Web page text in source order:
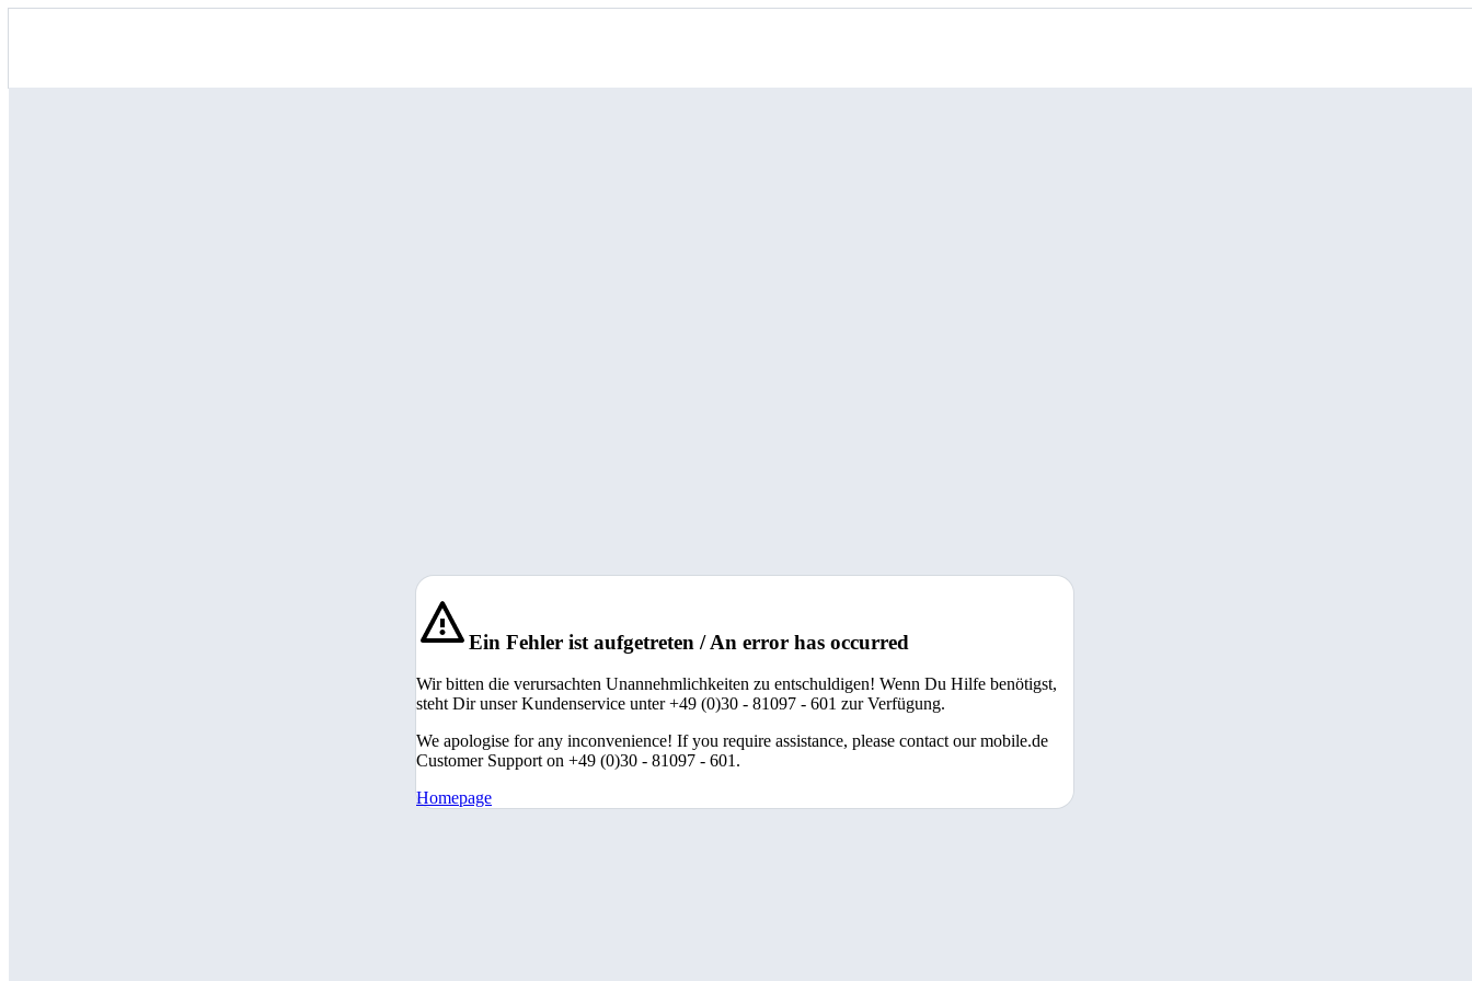
Ein Fehler ist aufgetreten / An error has occurred
Wir bitten die verursachten Unannehmlichkeiten zu entschuldigen! Wenn Du Hilfe benötigst,
steht Dir unser Kundenservice unter +49 (0)30 - 81097 - 601 zur Verfügung.
We apologise for any inconvenience! If you require assistance, please contact our mobile.de
Customer Support on +49 (0)30 - 81097 - 601.
Homepage